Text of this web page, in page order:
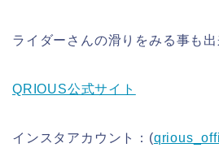
ライダーさんの滑りをみる事も出
QRIOUS公式サイト
インスタアカウント：(